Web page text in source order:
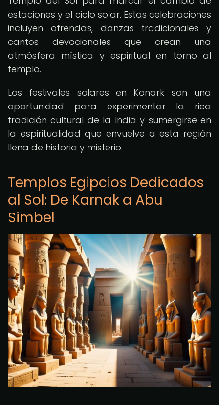
estaciones y el ciclo solar. Estas celebraciones
incluyen ofrendas, danzas tradicionales y
cantos devocionales que crean una
atmósfera mística y espiritual en torno al
templo.
Los festivales solares en Konark son una
oportunidad para experimentar la rica
tradición cultural de la India y sumergirse en
la espiritualidad que envuelve a esta región
llena de historia y misterio.
Templos Egipcios Dedicados
al Sol: De Karnak a Abu
Simbel